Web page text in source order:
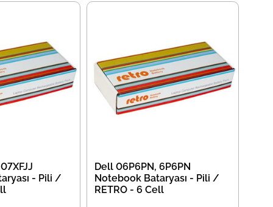
- Pili /
Dell 06P6PN, 6P6PN
Notebook Bataryası - Pili /
RETRO - 6 Cell